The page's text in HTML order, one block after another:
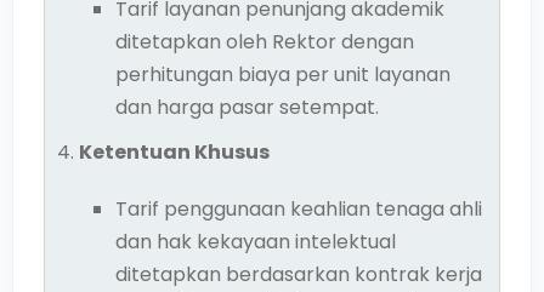
Tarif layanan penunjang akademik
ditetapkan oleh Rektor dengan
perhitungan biaya per unit layanan
dan harga pasar setempat.
Ketentuan Khusus
Tarif penggunaan keahlian tenaga ahli
dan hak kekayaan intelektual
ditetapkan berdasarkan kontrak kerja